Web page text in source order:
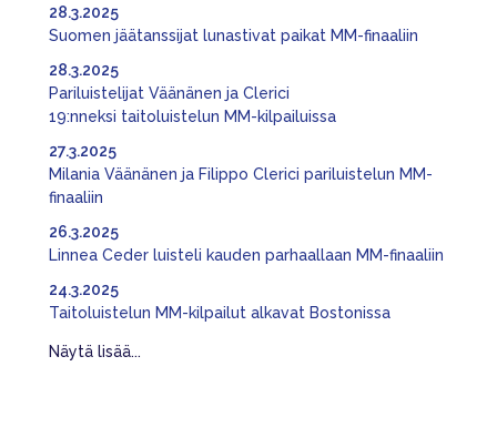
Suomen jäätanssijat lunastivat paikat MM-finaaliin
28.3.2025
Pariluistelijat Väänänen ja Clerici
19:nneksi taitoluistelun MM-kilpailuissa
28.3.2025
Milania Väänänen ja Filippo Clerici pariluistelun MM-
finaaliin
27.3.2025
Linnea Ceder luisteli kauden parhaallaan MM-finaaliin
26.3.2025
Taitoluistelun MM-kilpailut alkavat Bostonissa
24.3.2025
Näytä lisää...